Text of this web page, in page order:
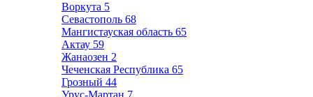
Воркута 5
Севастополь 68
Мангистауская область 65
Актау 59
Жанаозен 2
Чеченская Республика 65
Грозный 44
Урус-Мартан 7